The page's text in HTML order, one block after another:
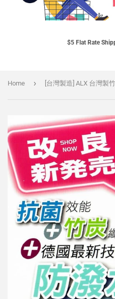
$5 Flat Rate
Home › [台灣製造] ALX 台灣製